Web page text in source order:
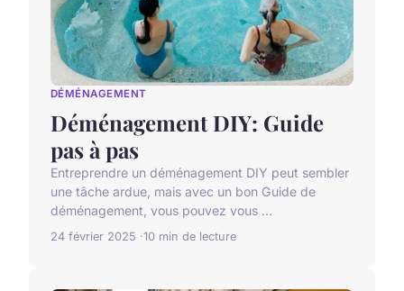
DÉMÉNAGEMENT
Déménagement DIY: Guide
pas à pas
Entreprendre un déménagement DIY peut sembler
une tâche ardue, mais avec un bon Guide de
déménagement, vous pouvez vous ...
24 février 2025 10 min de lecture